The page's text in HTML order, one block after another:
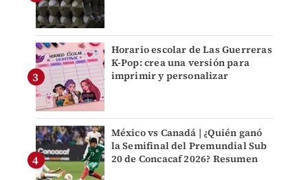
Horario escolar de Las Guerreras
K-Pop: crea una versión para
imprimir y personalizar
México vs Canadá | ¿Quién ganó
la Semifinal del Premundial Sub
20 de Concacaf 2026? Resumen